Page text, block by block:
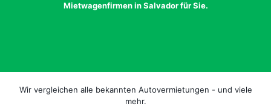
Mietwagenfirmen in Salvador für Sie.
Wir vergleichen alle bekannten Autovermietungen - und viele
mehr.